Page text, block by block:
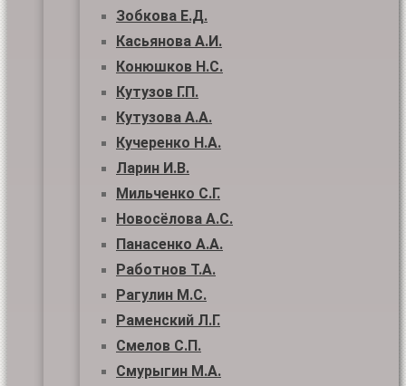
Зобкова Е.Д.
Касьянова А.И.
Конюшков Н.С.
Кутузов Г.П.
Кутузова А.А.
Кучеренко Н.А.
Ларин И.В.
Мильченко С.Г.
Новосёлова А.С.
Панасенко А.А.
Работнов Т.А.
Рагулин М.С.
Раменский Л.Г.
Смелов С.П.
Смурыгин М.А.